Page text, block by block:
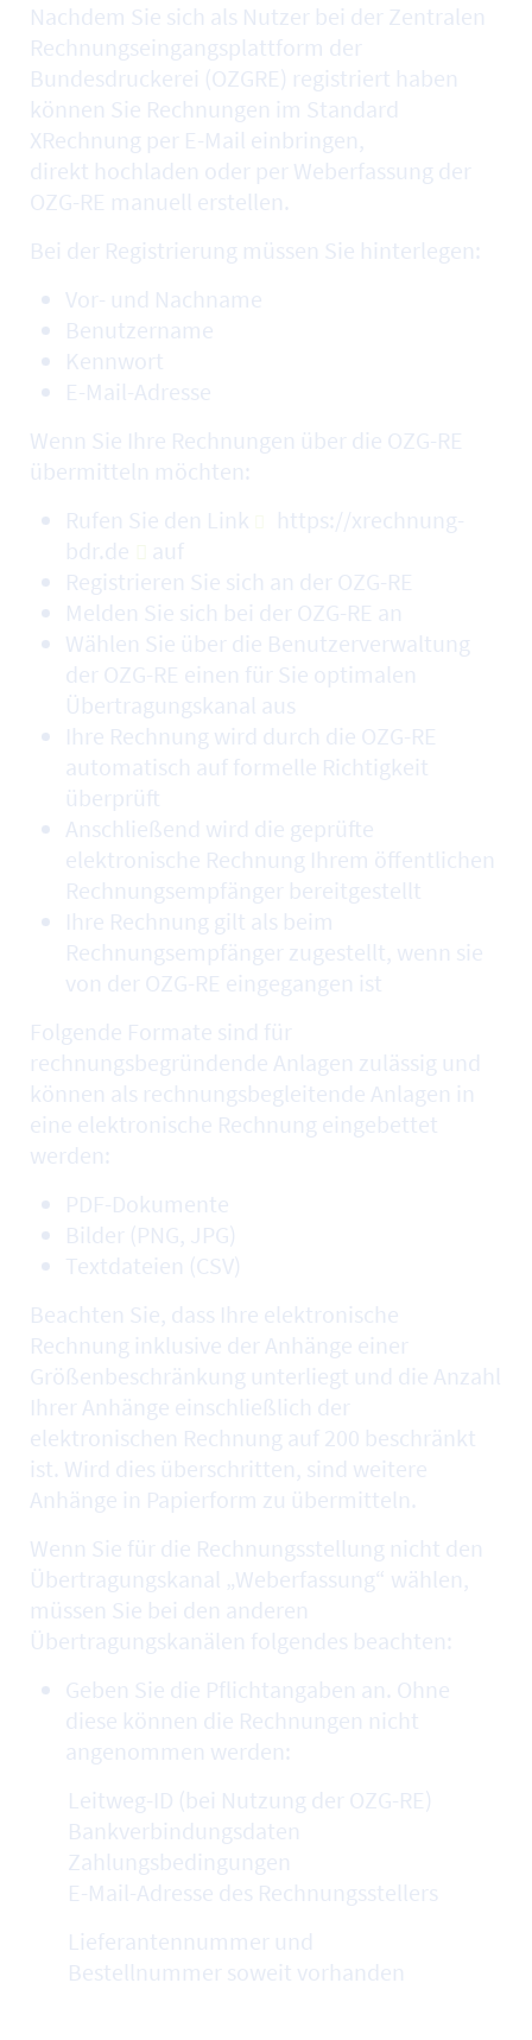
Nachdem Sie sich als Nutzer bei der Zentralen
Rechnungseingangsplattform der
Bundesdruckerei (OZGRE) registriert haben
können Sie Rechnungen im Standard
XRechnung per E-Mail einbringen,
direkt hochladen oder per Weberfassung der
OZG-RE manuell erstellen.
Bei der Registrierung müssen Sie hinterlegen:
Vor- und Nachname
Benutzername
Kennwort
E-Mail-Adresse
Wenn Sie Ihre Rechnungen über die OZG-RE
übermitteln möchten:
Rufen Sie den Link
https://xrechnung-
bdr.de
auf
Registrieren Sie sich an der OZG-RE
Melden Sie sich bei der OZG-RE an
Wählen Sie über die Benutzerverwaltung
der OZG-RE einen für Sie optimalen
Übertragungskanal aus
Ihre Rechnung wird durch die OZG-RE
automatisch auf formelle Richtigkeit
überprüft
Anschließend wird die geprüfte
elektronische Rechnung Ihrem öffentlichen
Rechnungsempfänger bereitgestellt
Ihre Rechnung gilt als beim
Rechnungsempfänger zugestellt, wenn sie
von der OZG-RE eingegangen ist
Folgende Formate sind für
rechnungsbegründende Anlagen zulässig und
können als rechnungsbegleitende Anlagen in
eine elektronische Rechnung eingebettet
werden:
PDF-Dokumente
Bilder (PNG, JPG)
Textdateien (CSV)
Beachten Sie, dass Ihre elektronische
Rechnung inklusive der Anhänge einer
Größenbeschränkung unterliegt und die Anzahl
Ihrer Anhänge einschließlich der
elektronischen Rechnung auf 200 beschränkt
ist. Wird dies überschritten, sind weitere
Anhänge in Papierform zu übermitteln.
Wenn Sie für die Rechnungsstellung nicht den
Übertragungskanal „Weberfassung“ wählen,
müssen Sie bei den anderen
Übertragungskanälen folgendes beachten:
Geben Sie die Pflichtangaben an. Ohne
diese können die Rechnungen nicht
angenommen werden:
Leitweg-ID (bei Nutzung der OZG-RE)
Bankverbindungsdaten
Zahlungsbedingungen
E-Mail-Adresse des Rechnungsstellers
Lieferantennummer und
Bestellnummer soweit vorhanden